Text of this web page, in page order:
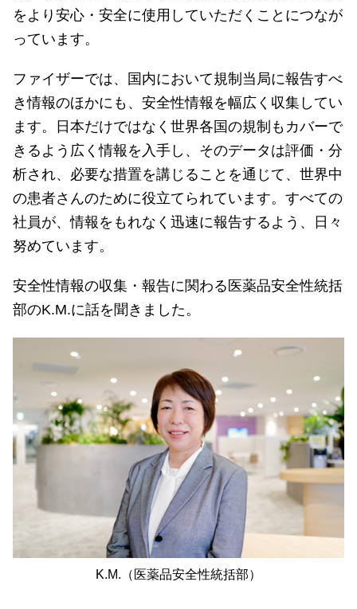
をより安心・安全に使用していただくことにつなが
っています。
ファイザーでは、国内において規制当局に報告すべ
き情報のほかにも、安全性情報を幅広く収集してい
ます。日本だけではなく世界各国の規制もカバーで
きるよう広く情報を入手し、そのデータは評価・分
析され、必要な措置を講じることを通じて、世界中
の患者さんのために役立てられています。すべての
社員が、情報をもれなく迅速に報告するよう、日々
努めています。
安全性情報の収集・報告に関わる医薬品安全性統括
部のK.M.に話を聞きました。
K.M.（医薬品安全性統括部）